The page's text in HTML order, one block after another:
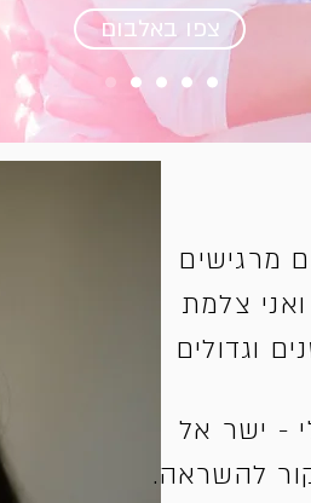
צפו באלבום
מרגישים
צלמת
וגדולים
- ישר אל
להשראה.